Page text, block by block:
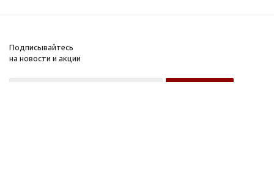
Подписывайтесь
на новости и акции